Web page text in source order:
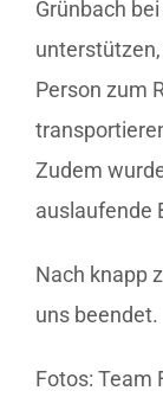
Grünbach
Person zum
Zudem
auslaufende
Nach knapp
uns beendet.
Fotos: Team